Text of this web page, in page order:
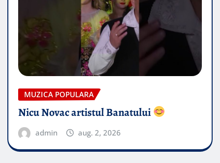
MUZICA POPULARA
Nicu Novac artistul Banatului
admin aug. 2, 2026